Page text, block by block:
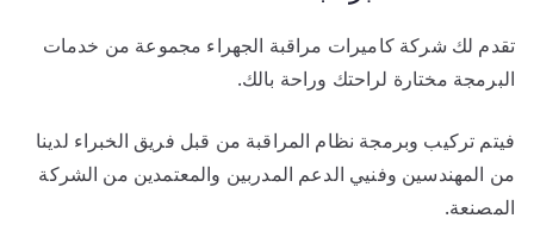
تقدم لك شركة كاميرات مراقبة الجهراء مجموعة من خدمات
البرمجة مختارة لراحتك وراحة بالك.
فيتم تركيب وبرمجة نظام المراقبة من قبل فريق الخبراء لدينا
من المهندسين وفنيي الدعم المدربين والمعتمدين من الشركة
المصنعة.